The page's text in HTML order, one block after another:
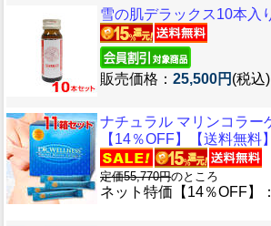
雪の肌デラックス10本入
販売価格： 25,500円 (税込)
ナチュラル マリンコラー
【14％OFF】【送料無料】
定価55,770円のところ
ネット特価【14％OFF】：